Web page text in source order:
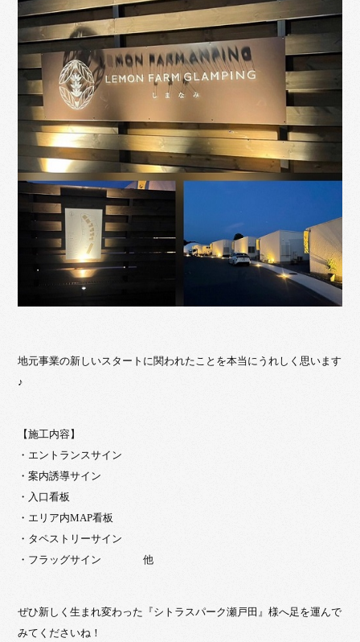
地元事業の新しいスタートに関われたことを本当にうれしく思います
♪
【施工内容】
・エントランスサイン
・案内誘導サイン
・入口看板
・エリア内MAP看板
・タペストリーサイン
・フラッグサイン 他
ぜひ新しく生まれ変わった『シトラスパーク瀬戸田』様へ足を運んで
みてくださいね！